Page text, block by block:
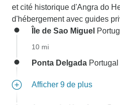
et cité historique d'Angra do
d'hébergement avec guides
Île de Sao Miguel
10 mi
Ponta Delgada Portugal
Afficher 9 de plus